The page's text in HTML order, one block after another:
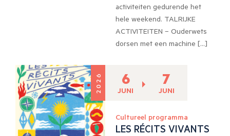
activiteiten gedurende het
hele weekend. TALRIJKE
ACTIVITEITEN – Ouderwets
dorsen met een machine […]
2026 6
JUNI
7
JUNI
Cultureel programma
LES RÉCITS VIVANTS